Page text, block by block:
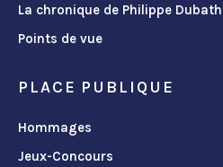
La chronique de Philippe Dubath
Points de vue
PLACE PUBLIQUE
Hommages
Jeux-Concours